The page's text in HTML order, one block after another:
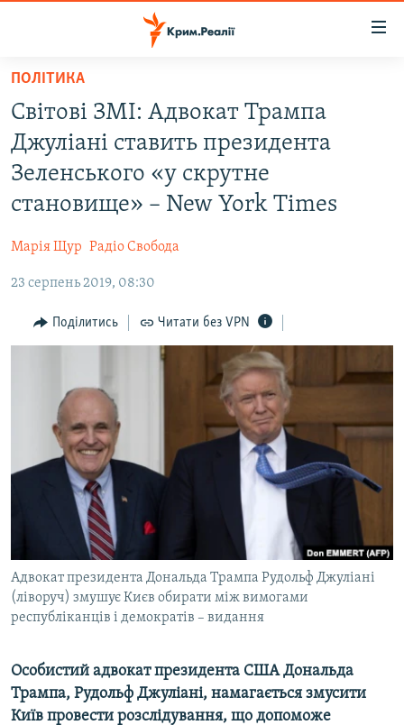
Перейти
основного
матеріалу
Перейти
до
основної
Перейти
до
ВІДЕО ТА ФОТО
ПОГЛЯД
ІНТЕРВ'Ю
ВСЕ ЗА ДЕНЬ
ДЕПОРТАЦІЯ
ВІДЕОУРОКИ «ELIFBE»
СВІДЧЕННЯ ОКУПАЦІЇ
УКРАЇНСЬКА ПРОБЛЕМА КРИМУ
ІНФОГРАФІКА
ЯК ОБІЙТИ БЛОКУВАННЯ
Русский
Qırımtatar
ДОЛУЧАЙСЯ!
Усі сайти RFE/RL
ПОЛІТИКА
Світові ЗМІ: Адвокат Трампа
Джуліані ставить президента
Зеленського «у скрутне
становище» – New York Times
Марія Щур Радіо Свобода
23 серпень 2019, 08:30
Поділитись Читати без VPN
Адвокат президента Дональда Трампа Рудольф Джуліані
(ліворуч) змушує Києв обирати між вимогами
республіканців і демократів – видання
Особистий адвокат президента США Дональда
Трампа, Рудольф Джуліані, намагається змусити
Київ провести розслідування, що допоможе